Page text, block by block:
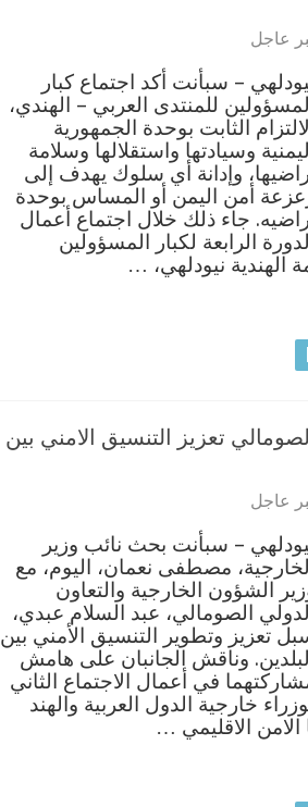
عاجل
– سبأنت أكد اجتماع كبار
للمنتدى العربي – الهندي،
الثابت بوحدة الجمهورية
وسيادتها واستقلالها وسلامة
وإدانة أي سلوك يهدف إلى
أمن اليمن أو المساس بوحدة
جاء ذلك خلال اجتماع أعمال
الرابعة لكبار المسؤولين
الهندية نيودلهي، …
تعزيز التنسيق الامني بين
عاجل
– سبأنت بحث نائب وزير
مصطفى نعمان، اليوم، مع
الشؤون الخارجية والتعاون
الصومالي، عبد السلام عبدي،
تعزيز وتطوير التنسيق الأمني بين
وناقش الجانبان على هامش
في أعمال الاجتماع الثاني
خارجية الدول العربية والهند
الاقليمي …